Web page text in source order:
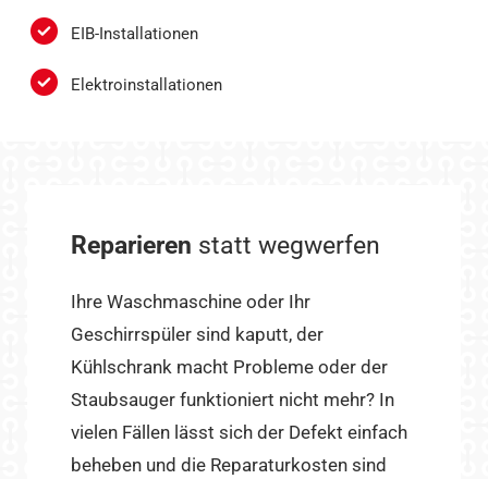
EIB-Installationen
Elektroinstallationen
Reparieren statt wegwerfen
Ihre Waschmaschine oder Ihr
Geschirrspüler sind kaputt, der
Kühlschrank macht Probleme oder der
Staubsauger funktioniert nicht mehr? In
vielen Fällen lässt sich der Defekt einfach
beheben und die Reparaturkosten sind